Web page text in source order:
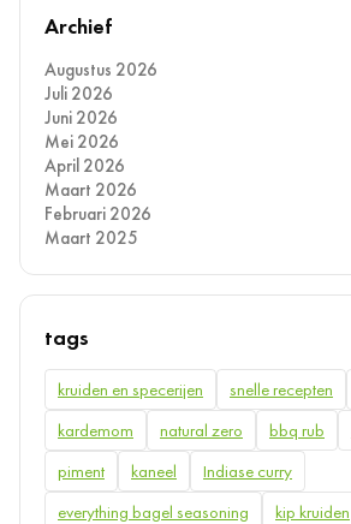
Archief
Augustus 2026
Juli 2026
Juni 2026
Mei 2026
April 2026
Maart 2026
Februari 2026
Maart 2025
tags
kruiden en specerijen snelle recepten
kardemom
natural zero bbq rub
piment
kaneel
Indiase curry
everything bagel seasoning
kip kruiden